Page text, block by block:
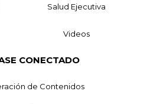
Salud Ejecutiva
Videos
CONECTADO
de Contenidos